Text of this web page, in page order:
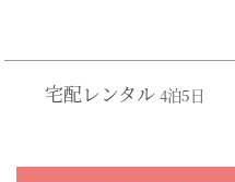
宅配レンタル4泊5日